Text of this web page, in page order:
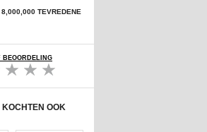
8,000,000 TEVREDENE
BEOORDELING
OOK